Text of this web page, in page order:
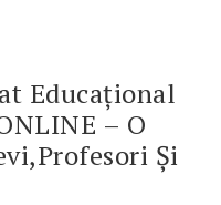
Educațional
– O
Și